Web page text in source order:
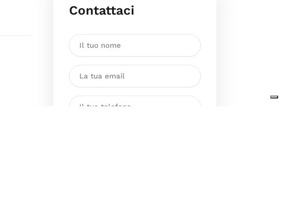
Contattaci